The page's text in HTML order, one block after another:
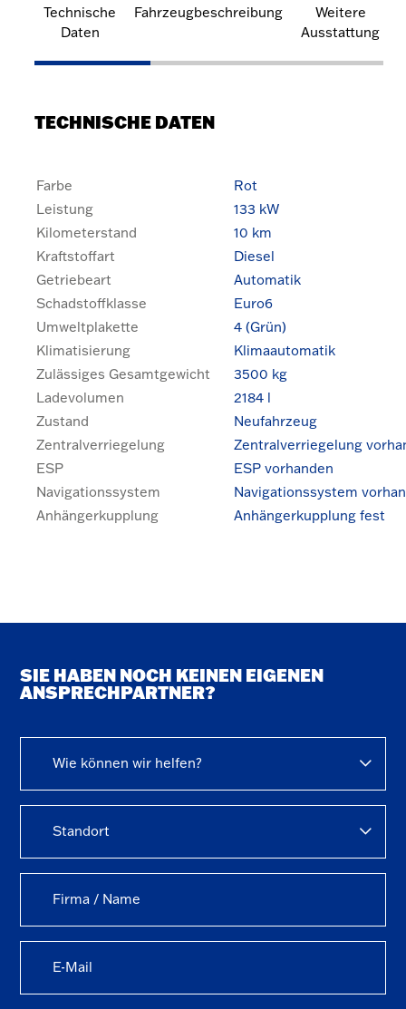
Technische
Daten
Fahrzeugbeschreibung
Weitere
Ausstattung
TECHNISCHE DATEN
Farbe
Rot
Leistung
133 kW
Kilometerstand
10 km
Kraftstoffart
Diesel
Getriebeart
Automatik
Schadstoffklasse
Euro6
Umweltplakette
4 (Grün)
Klimatisierung
Klimaautomatik
Zulässiges Gesamtgewicht
3500 kg
Ladevolumen
2184 l
Zustand
Neufahrzeug
Zentralverriegelung
Zentralverriegelung
ESP
ESP vorhanden
Navigationssystem
Navigationssystem
Anhängerkupplung
Anhängerkupplung fest
SIE HABEN NOCH KEINEN EIGENEN
ANSPRECHPARTNER?
Wie können wir helfen?
Standort